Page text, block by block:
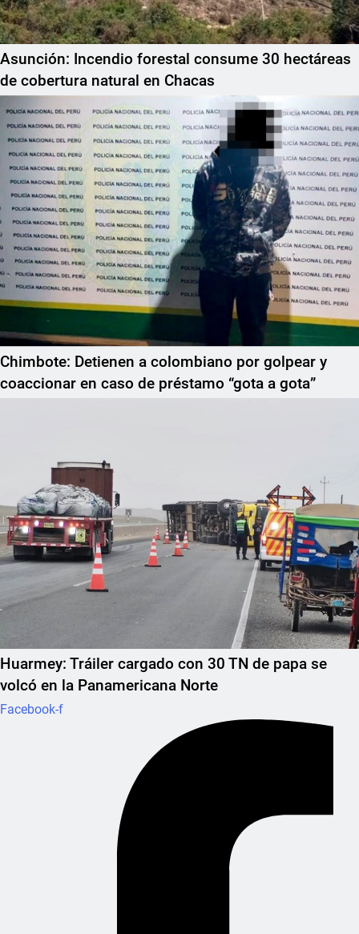
Asunción: Incendio forestal consume 30 hectáreas
de cobertura natural en Chacas
Chimbote: Detienen a colombiano por golpear y
coaccionar en caso de préstamo “gota a gota”
Huarmey: Tráiler cargado con 30 TN de papa se
volcó en la Panamericana Norte
Facebook-f